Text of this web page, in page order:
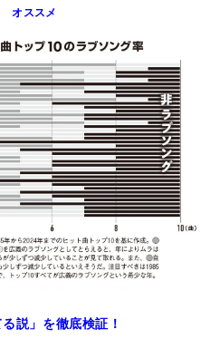
オススメ
説」を徹底検証！